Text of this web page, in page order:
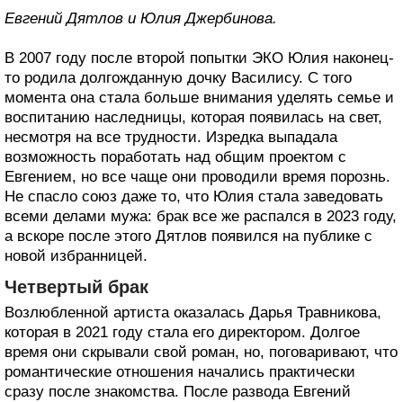
Евгений Дятлов и Юлия Джербинова.
В 2007 году после второй попытки ЭКО Юлия наконец-
то родила долгожданную дочку Василису. С того
момента она стала больше внимания уделять семье и
воспитанию наследницы, которая появилась на свет,
несмотря на все трудности. Изредка выпадала
возможность поработать над общим проектом с
Евгением, но все чаще они проводили время порознь.
Не спасло союз даже то, что Юлия стала заведовать
всеми делами мужа: брак все же распался в 2023 году,
а вскоре после этого Дятлов появился на публике с
новой избранницей.
Четвертый брак
Возлюбленной артиста оказалась Дарья Травникова,
которая в 2021 году стала его директором. Долгое
время они скрывали свой роман, но, поговаривают, что
романтические отношения начались практически
сразу после знакомства. После развода Евгений